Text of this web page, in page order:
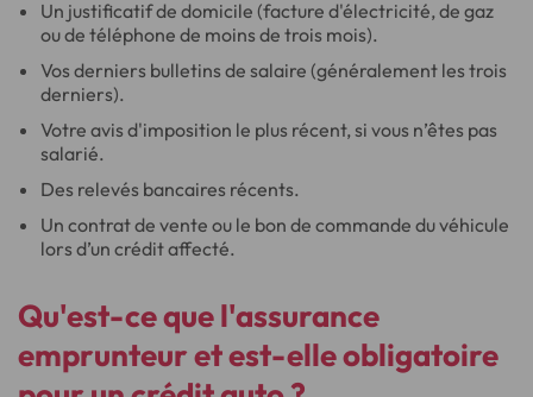
Un justificatif de domicile (facture d'électricité, de gaz
ou de téléphone de moins de trois mois).
Vos derniers bulletins de salaire (généralement les trois
derniers).
Votre avis d'imposition le plus récent, si vous n’êtes pas
salarié.
Des relevés bancaires récents.
Un contrat de vente ou le bon de commande du véhicule
lors d’un crédit affecté.
Qu'est-ce que l'assurance
emprunteur et est-elle obligatoire